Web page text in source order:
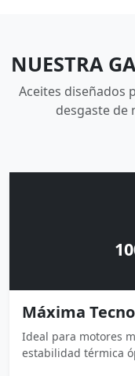
NUESTRA
Aceites diseñados
desgaste de
Máxima
Ideal para motores
estabilidad térmica